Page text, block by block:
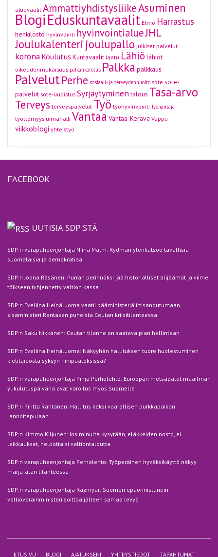
aluevaalitAmmattiyhdistysliikeAsuminen
BlogiEduskuntavaalitElmo Harrastus
henkilöstö hyvinvointi hyvinvointialueJHL
Joulukalenteri joulupallo julkiset palvelut
korona Koulutus Kuntavaalitlaatu Lähiö lähiöt
oikeudenmukaisuus palkankorotus Palkka palkkaus
PalvelutPerhe sosiaali- ja terveydenhuolto sote sote-
palvelut sote-uudistusSyrjäytyminentalous Tasa-arvo
Terveys terveyspalvelut Työtyöhyvinvointi Työnantaja
työttömyysuimahalliVantaa Vantaa-Kerava Vappu
viikkoblogi yhteistyö
FACEBOOK
UUTISIA SDP:STÄ
SDP:n varapuheenjohtaja Niina Malm: Rydman ylenkatsoo tavallisia
suomalaisia ja demokratiaa
SDP:n Joona Räsänen: Purran perinnöksi jää historialliset alijäämät ja viime
töikseen tyhjennetty valtion kassa
SDP:n Eveliina Heinäluoma vaatii pääministeriä irtisanoutumaan
sisäministeri Rantasen puheista Ceutan kriisitilanteessa
SDP:n Saku Nikkanen: Ceutan tilanne on saatava pian hallintaan
SDP:n Eveliina Heinäluoma: Näkyyhän hallituksen tuore huolestuminen
kielitaidosta syksyn riihipäätöksissä?
SDP:n varapuheenjohtaja Pinja Perholehto: Euroopan metsäpalot maailman
ylikulutuspäivänä ovat varoitus myös Suomelle
SDP:n Piritta Rantanen: Hallitus keksi vaarallisen purkkapaikan
lannoitepulaan
SDP:n Kimmo Kiljunen: Jos minulta kysytään, eläkkeiden nosto, ei
leikkaukset, helpottaisi valtiontaloutta
SDP:n varapuheenjohtaja Perholehto: Työperäinen hyväksikäyttö näkyy
marja-alan tilanteessa
SDP:n varapuheenjohtaja Razmyar: Suomen epäonnistunein
valtiovarainministeri soittaa jälleen samaa levyä
ETUSIVU BLOGI AJATUKSENI YHTEYSTIEDOT TAPAHTUMAT